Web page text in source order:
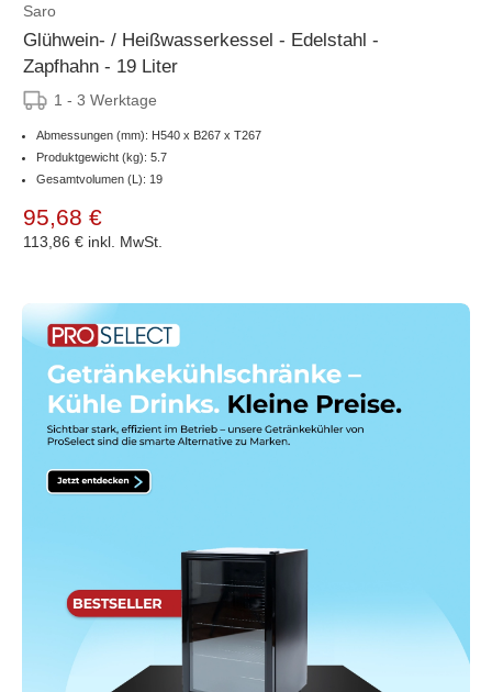
Saro
Glühwein- / Heißwasserkessel - Edelstahl -
Zapfhahn - 19 Liter
1 - 3 Werktage
Abmessungen (mm): H540 x B267 x T267
Produktgewicht (kg): 5.7
Gesamtvolumen (L): 19
95,68 €
113,86 € inkl. MwSt.